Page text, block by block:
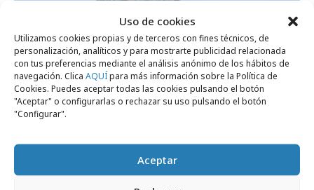
Uso de cookies
Utilizamos cookies propias y de terceros con fines técnicos, de
personalización, analíticos y para mostrarte publicidad relacionada
con tus preferencias mediante el análisis anónimo de los hábitos de
navegación. Clica AQUÍpara más información sobre la Política de
Cookies. Puedes aceptar todas las cookies pulsando el botón
"Aceptar" o configurarlas o rechazar su uso pulsando el botón
"Configurar".
Aceptar